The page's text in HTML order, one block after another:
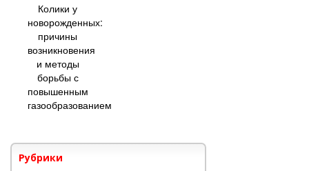
Колики у
новорожденных:
причины
возникновения
и методы
борьбы с
повышенным
газообразованием
Рубрики